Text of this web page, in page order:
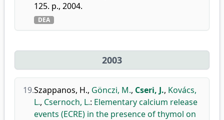
125. p., 2004.
DEA
2003
19.Szappanos, H., Gönczi, M., Cseri, J., Kovács,
L., Csernoch, L.: Elementary calcium release
events (ECRE) in the presence of thymol on